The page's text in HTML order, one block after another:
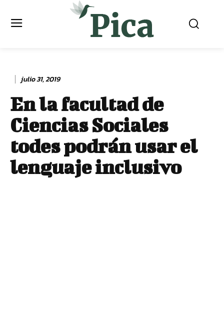
julio 31, 2019
En la facultad de
Ciencias Sociales
todes podrán usar el
lenguaje inclusivo